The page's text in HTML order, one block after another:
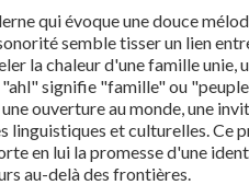
qui évoque une douce
semble tisser un lien
la chaleur d'une famille unie,
signifie "famille" ou
ouverture au monde, une
linguistiques et culturelles. Ce
en lui la promesse d'une
au-delà des frontières.